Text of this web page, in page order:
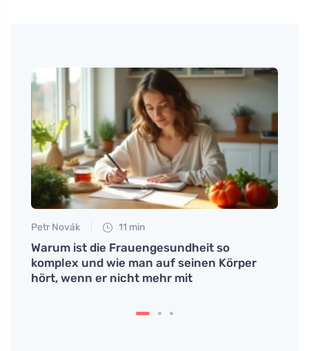
Petr Novák 11 min
Warum ist die Frauengesundheit so
komplex und wie man auf seinen Körper
hört, wenn er nicht mehr mit